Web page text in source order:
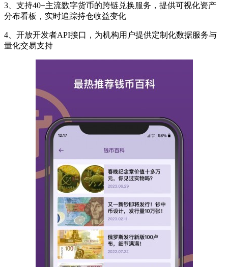
3、支持40+主流数字货币的跨链兑换服务，提供可视化资产
分布看板，实时追踪持仓收益变化
4、开放开发者API接口，为机构用户提供定制化数据服务与
量化交易支持